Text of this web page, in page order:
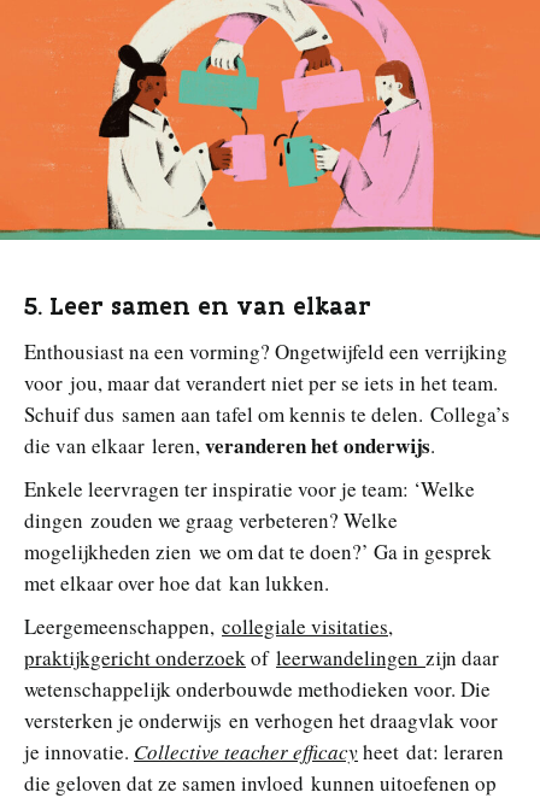
5. Leer samen en van elkaar
Enthousiast na een vorming? Ongetwijfeld een verrijking
voor jou, maar dat verandert niet per se iets in het team.
Schuif dus samen aan tafel om kennis te delen. Collega’s
die van elkaar leren, veranderen het onderwijs.
Enkele leervragen ter inspiratie voor je team: ‘Welke
dingen zouden we graag verbeteren? Welke
mogelijkheden zien we om dat te doen?’ Ga in gesprek
met elkaar over hoe dat kan lukken.
Leergemeenschappen, collegiale visitaties,
praktijkgericht onderzoek of leerwandelingen zijn daar
wetenschappelijk onderbouwde methodieken voor. Die
versterken je onderwijs en verhogen het draagvlak voor
je innovatie. Collective teacher efficacyheet dat: leraren
die geloven dat ze samen invloed kunnen uitoefenen op